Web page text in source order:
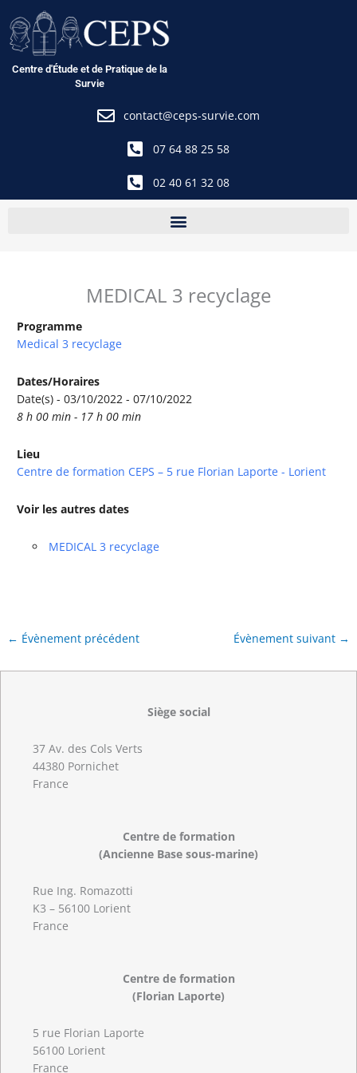
au
contenu
Centre d'Étude et de Pratique de la
Survie
contact@ceps-survie.com
07 64 88 25 58
02 40 61 32 08
MEDICAL 3 recyclage
Programme
Medical 3 recyclage
Dates/Horaires
Date(s) - 03/10/2022 - 07/10/2022
8 h 00 min - 17 h 00 min
Lieu
Centre de formation CEPS – 5 rue Florian Laporte - Lorient
Voir les autres dates
MEDICAL 3 recyclage
← Évènement précédent Évènement suivant →
Siège social
37 Av. des Cols Verts
44380 Pornichet
France
Centre de formation
(Ancienne Base sous-marine)
Rue Ing. Romazotti
K3 – 56100 Lorient
France
Centre de formation
(Florian Laporte)
5 rue Florian Laporte
56100 Lorient
France